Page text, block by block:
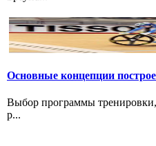
Основные концепции
Выбор программы
р...